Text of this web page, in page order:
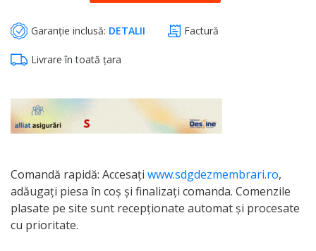
Garanție inclusă: DETALII Factură
Livrare în toată țara
Comandă rapidă: Accesați www.sdgdezmembrari.ro,
adăugați piesa în coș și finalizați comanda. Comenzile
plasate pe site sunt recepționate automat și procesate
cu prioritate.